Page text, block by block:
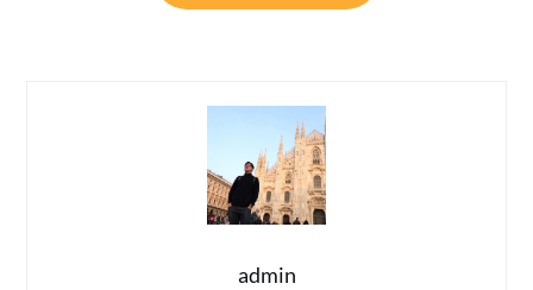
admin